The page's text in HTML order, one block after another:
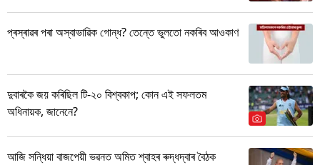
প্ৰস্ৰাৱৰ পৰা অস্বাভাৱিক গোন্ধ? তেন্তে ভুলতো নকৰিব আওকাণ
দুবাৰকৈ জয় কৰিছিল টি-২০ বিশ্বকাপ; কোন এই সফলতম
অধিনায়ক, জানেনে?
আজি সন্ধিয়া বাজপেয়ী ভৱনত অমিত শ্বাহৰ ৰুদ্ধদ্বাৰ বৈঠক